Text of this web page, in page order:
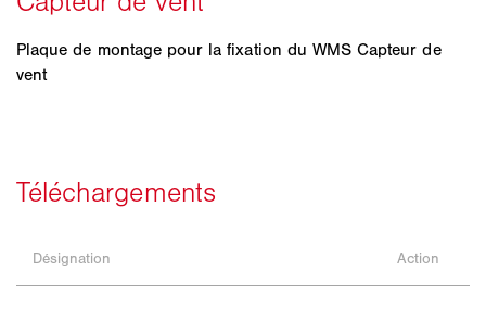
Plaque de montage pour la fixation du WMS Capteur de
vent